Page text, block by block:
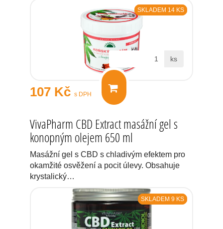
SKLADEM 14 KS
107 Kč s DPH
ks
VivaPharm CBD Extract masážní gel s
konopným olejem 650 ml
Masážní gel s CBD s chladivým efektem pro
okamžité osvěžení a pocit úlevy. Obsahuje
krystalický…
SKLADEM 9 KS